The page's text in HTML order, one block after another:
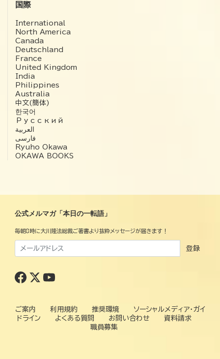
国際
International
North America
Canada
Deutschland
France
United Kingdom
India
Philippines
Australia
中文(簡体)
한국어
Русский
العربية‏
فارسی
Ryuho Okawa
OKAWA BOOKS
公式メルマガ「本日の一転語」
毎朝8時に大川隆法総裁ご著書より抜粋メッセージが届きます！
登録
ご案内 利用規約 推奨環境
ソーシャルメディア・ガイ
ドライン
よくある質問 お問い合わせ
資料請求
職員募集